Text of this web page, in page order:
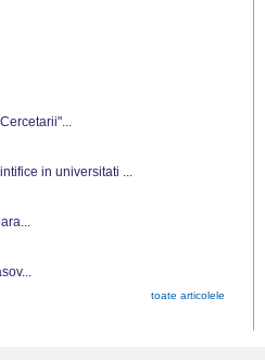
in universitati ...
toate articolele